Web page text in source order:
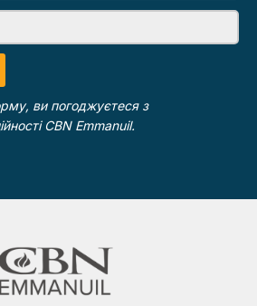
ви погоджуєтеся з
CBN Emmanuil.